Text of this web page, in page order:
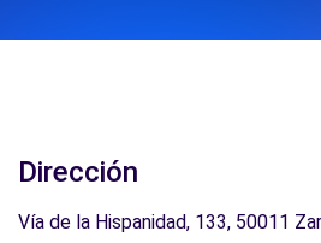
Dirección
Vía de la Hispanidad, 133, 50011